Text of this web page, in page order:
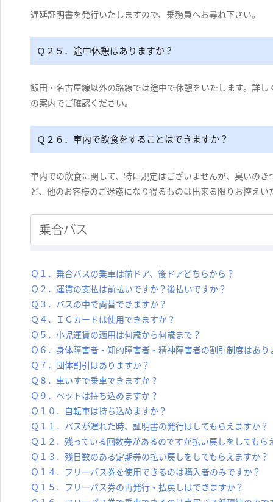
遅延証明書を発行いたしますので、乗務員へお尋ね下さい。
Ｑ２５．途中休憩はありますか？
飯田・名古屋線以外の路線では途中で休憩をいたします。詳
の案内でご確認ください。
Ｑ２６．車内で飲食をすることはできますか？
車内での飲食に関して、特に規定はございませんが、臭いの
ど、他のお客様のご迷惑になり得るものは出来る限りお控え
Ｑ１．乗合バスの乗車は前ドア、後ドアどちらから？
Ｑ２．運賃の支払は前払いですか？後払いですか？
Ｑ３．バスの中で両替できますか？
Ｑ４．ＩＣカードは使用できますか？
Ｑ５．小児運賃の適用は何歳から何歳まで？
Ｑ６．身体障害者・知的障害者・精神障害者の割引制度はあり
Ｑ７．団体割引はありますか？
Ｑ８．車いすで乗車できますか？
Ｑ９．ペットは持ち込めますか？
Ｑ１０．自転車は持ち込めますか？
Ｑ１１．バスが遅れた時、証明書の発行はしてもらえますか？
Ｑ１２．残っている回数券があるのですが払い戻しをしてもら
Ｑ１３．残日数のある定期券の払い戻しをしてもらえますか？
Ｑ１４．フリーパス券を使用できるのは購入者のみですか？
Ｑ１５．フリーパス券の再発行・払戻しはできますか？